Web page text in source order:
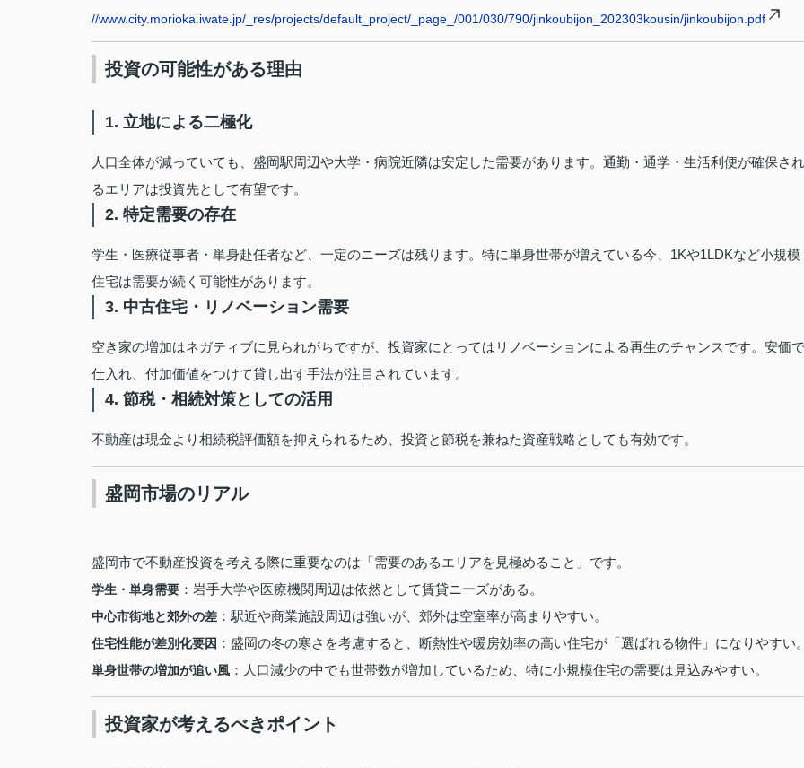
//www.city.morioka.iwate.jp/_res/projects/default_project/_page_/001/030/790/jinkoubijon_202303kousin/jinkoubijon.pdf
投資の可能性がある理由
1. 立地による二極化
人口全体が減っていても、盛岡駅周辺や大学・病院近隣は安定した需要があります。通勤・通学・生活利便が確保され
るエリアは投資先として有望です。
2. 特定需要の存在
学生・医療従事者・単身赴任者など、一定のニーズは残ります。特に単身世帯が増えている今、1Kや1LDKなど小規模
住宅は需要が続く可能性があります。
3. 中古住宅・リノベーション需要
空き家の増加はネガティブに見られがちですが、投資家にとってはリノベーションによる再生のチャンスです。安価で
仕入れ、付加価値をつけて貸し出す手法が注目されています。
4. 節税・相続対策としての活用
不動産は現金より相続税評価額を抑えられるため、投資と節税を兼ねた資産戦略としても有効です。
盛岡市場のリアル
盛岡市で不動産投資を考える際に重要なのは「需要のあるエリアを見極めること」です。
学生・単身需要 ：岩手大学や医療機関周辺は依然として賃貸ニーズがある。
中心市街地と郊外の差 ：駅近や商業施設周辺は強いが、郊外は空室率が高まりやすい。
住宅性能が差別化要因 ：盛岡の冬の寒さを考慮すると、断熱性や暖房効率の高い住宅が「選ばれる物件」になりやすい
単身世帯の増加が追い風 ：人口減少の中でも世帯数が増加しているため、特に小規模住宅の需要は見込みやすい。
投資家が考えるべきポイント